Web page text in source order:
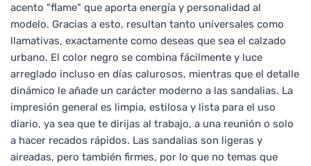
acento "flame" que aporta energía y personalidad al
modelo. Gracias a esto, resultan tanto universales como
llamativas, exactamente como deseas que sea el calzado
urbano. El color negro se combina fácilmente y luce
arreglado incluso en días calurosos, mientras que el detalle
dinámico le añade un carácter moderno a las sandalias. La
impresión general es limpia, estilosa y lista para el uso
diario, ya sea que te dirijas al trabajo, a una reunión o solo
a hacer recados rápidos. Las sandalias son ligeras y
aireadas, pero también firmes, por lo que no temas que